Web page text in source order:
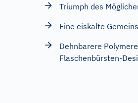
Triumph des
Eine eiskalte
Dehnbarere
Flaschenbürsten-